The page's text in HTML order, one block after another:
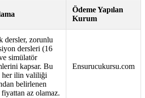
Ödeme Yapılan
Kurum
dersler, zorunlu
dersleri (16
simülatör
kapsar. Bu
her ilin valiliği
belirlenen
fiyattan az olamaz.
Ensurucukursu.com